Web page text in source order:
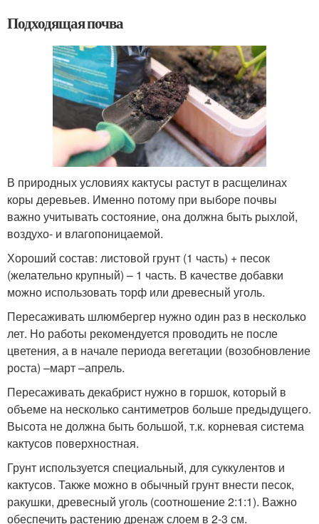
Подходящая почва
В природных условиях кактусы растут в расщелинах
коры деревьев. Именно потому при выборе почвы
важно учитывать состояние, она должна быть рыхлой,
воздухо- и влагопоницаемой.
Хороший состав: листовой грунт (1 часть) + песок
(желательно крупный) – 1 часть. В качестве добавки
можно использовать торф или древесный уголь.
Пересаживать шлюмбергер нужно один раз в несколько
лет. Но работы рекомендуется проводить не после
цветения, а в начале периода вегетации (возобновление
роста) –март –апрель.
Пересаживать декабрист нужно в горшок, который в
объеме на несколько сантиметров больше предыдущего.
Высота не должна быть большой, т.к. корневая система
кактусов поверхностная.
Грунт используется специальный, для суккулентов и
кактусов. Также можно в обычный грунт внести песок,
ракушки, древесный уголь (соотношение 2:1:1). Важно
обеспечить растению дренаж слоем в 2-3 см.